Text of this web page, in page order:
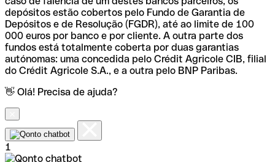
depósitos estão cobertos pelo Fundo de Garantia de
Depósitos e de Resolução (FGDR), até ao limite de 100
000 euros por banco e por cliente. A outra parte dos
fundos está totalmente coberta por duas garantias
autónomas: uma concedida pelo Crédit Agricole CIB, filial
do Crédit Agricole S.A., e a outra pelo BNP Paribas.
👋 Olá! Precisa de ajuda?
1